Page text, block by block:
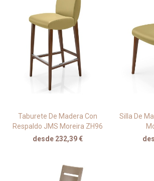
Taburete De Madera Con
Respaldo JMS Moreira ZH96
desde 232,39 €
Silla De